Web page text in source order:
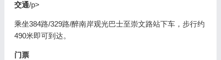
交通/p>
乘坐384路/329路/醉南岸观光巴士至崇文路站下车，步行约
490米即可到达。
门票